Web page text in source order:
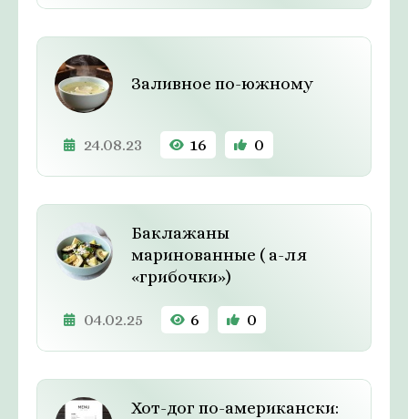
Заливное по-южному
24.08.23 16 0
Баклажаны
маринованные ( а-ля
«грибочки»)
04.02.25 6 0
Хот-дог по-американски: